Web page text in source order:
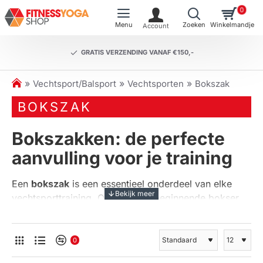
GRATIS VERZENDING VANAF €150,-
0
h
o
m
Vechtsport/Balsport Vechtsporten Bokszak
BOKSZAK
Bokszakken: de perfecte
aanvulling voor je training
Een bokszak is een essentieel onderdeel van elke
vechtsporttraining. Of je nu een beginnende bokser
bokszak biedt talloze voordelen. Het helpt niet alleen
bij het verbeteren van je techniek en
uithoudingsvermogen, maar het is ook een
0